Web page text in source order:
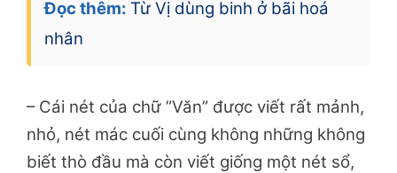
Đọc thêm: Từ Vị dùng binh ở bãi hoá
nhân
– Cái nét của chữ ”Văn” được viết rất mảnh,
nhỏ, nét mác cuối cùng không những không
biết thò đầu mà còn viết giống một nét sổ,